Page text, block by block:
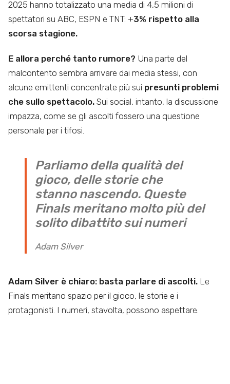
2025 hanno totalizzato una media di 4,5 milioni di
spettatori su ABC, ESPN e TNT: +3% rispetto alla
scorsa stagione.
E allora perché tanto rumore? Una parte del
malcontento sembra arrivare dai media stessi, con
alcune emittenti concentrate più sui presunti problemi
che sullo spettacolo. Sui social, intanto, la discussione
impazza, come se gli ascolti fossero una questione
personale per i tifosi.
Parliamo della qualità del
gioco, delle storie che
stanno nascendo. Queste
Finals meritano molto più del
solito dibattito sui numeri
Adam Silver
Adam Silver è chiaro: basta parlare di ascolti. Le
Finals meritano spazio per il gioco, le storie e i
protagonisti. I numeri, stavolta, possono aspettare.